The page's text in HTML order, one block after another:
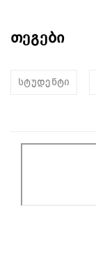
თეგები
სტუდენტი